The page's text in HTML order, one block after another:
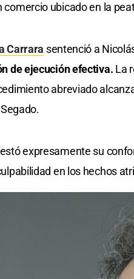
comercio ubicado en la
Carrara sentenció a
de ejecución efectiva. La
abreviado
expresamente su
en los hechos